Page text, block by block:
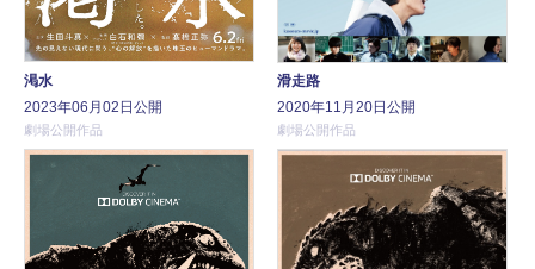
渇水
2023年06月02日公開
劇場公開作品
滑走路
2020年11月20日公開
劇場公開作品